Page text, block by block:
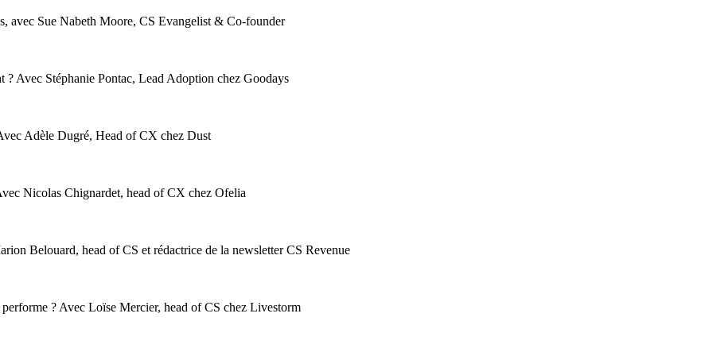
avec Sue Nabeth Moore, CS Evangelist & Co-founder
Avec Stéphanie Pontac, Lead Adoption chez Goodays
Adèle Dugré, Head of CX chez Dust
Nicolas Chignardet, head of CX chez Ofelia
Belouard, head of CS et rédactrice de la newsletter CS Revenue
? Avec Loïse Mercier, head of CS chez Livestorm